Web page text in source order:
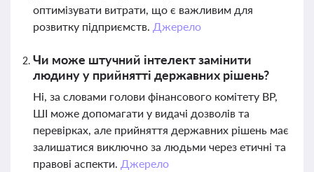
оптимізувати витрати, що є важливим для
розвитку підприємств. Джерело
Чи може штучний інтелект замінити
людину у прийнятті державних рішень?
Ні, за словами голови фінансового комітету ВР,
ШІ може допомагати у видачі дозволів та
перевірках, але прийняття державних рішень має
залишатися виключно за людьми через етичні та
правові аспекти. Джерело